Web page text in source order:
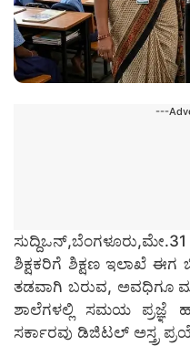
---
ಶಿಕ್ಷಕರಿಗೆ ಶಿಕ್ಷಣ ಇಲಾಖೆ ಈಗ
ತಡವಾಗಿ ಬರುವ, ಅವಧಿಗೂ
ಶಾಲೆಗಳಲ್ಲಿ ಸಮಯ ಪ್ರಜ್ಞೆ
ಸರ್ಕಾರವು ಡಿಜಿಟಲ್ ಅಸ್ತ್ರ